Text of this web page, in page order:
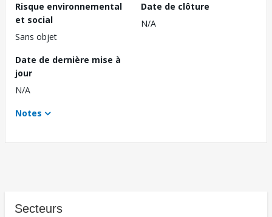
Risque environnemental
et social
Sans objet
Date de clôture
N/A
Date de dernière mise à
jour
N/A
Notes
Secteurs